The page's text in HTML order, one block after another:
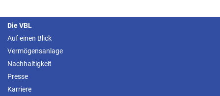
Die VBL
Auf einen Blick
Vermögensanlage
Nachhaltigkeit
Presse
Karriere